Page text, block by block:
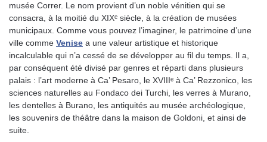
musée Correr. Le nom provient d’un noble vénitien qui se
consacra, à la moitié du XIXᵉ siècle, à la création de musées
municipaux. Comme vous pouvez l’imaginer, le patrimoine d’une
ville comme Venise a une valeur artistique et historique
incalculable qui n’a cessé de se développer au fil du temps. Il a,
par conséquent été divisé par genres et réparti dans plusieurs
palais : l’art moderne à Ca’ Pesaro, le XVIIIᵉ à Ca’ Rezzonico, les
sciences naturelles au Fondaco dei Turchi, les verres à Murano,
les dentelles à Burano, les antiquités au musée archéologique,
les souvenirs de théâtre dans la maison de Goldoni, et ainsi de
suite.